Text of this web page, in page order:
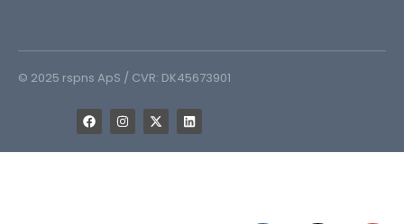
© 2025 rspns ApS / CVR: DK45673901